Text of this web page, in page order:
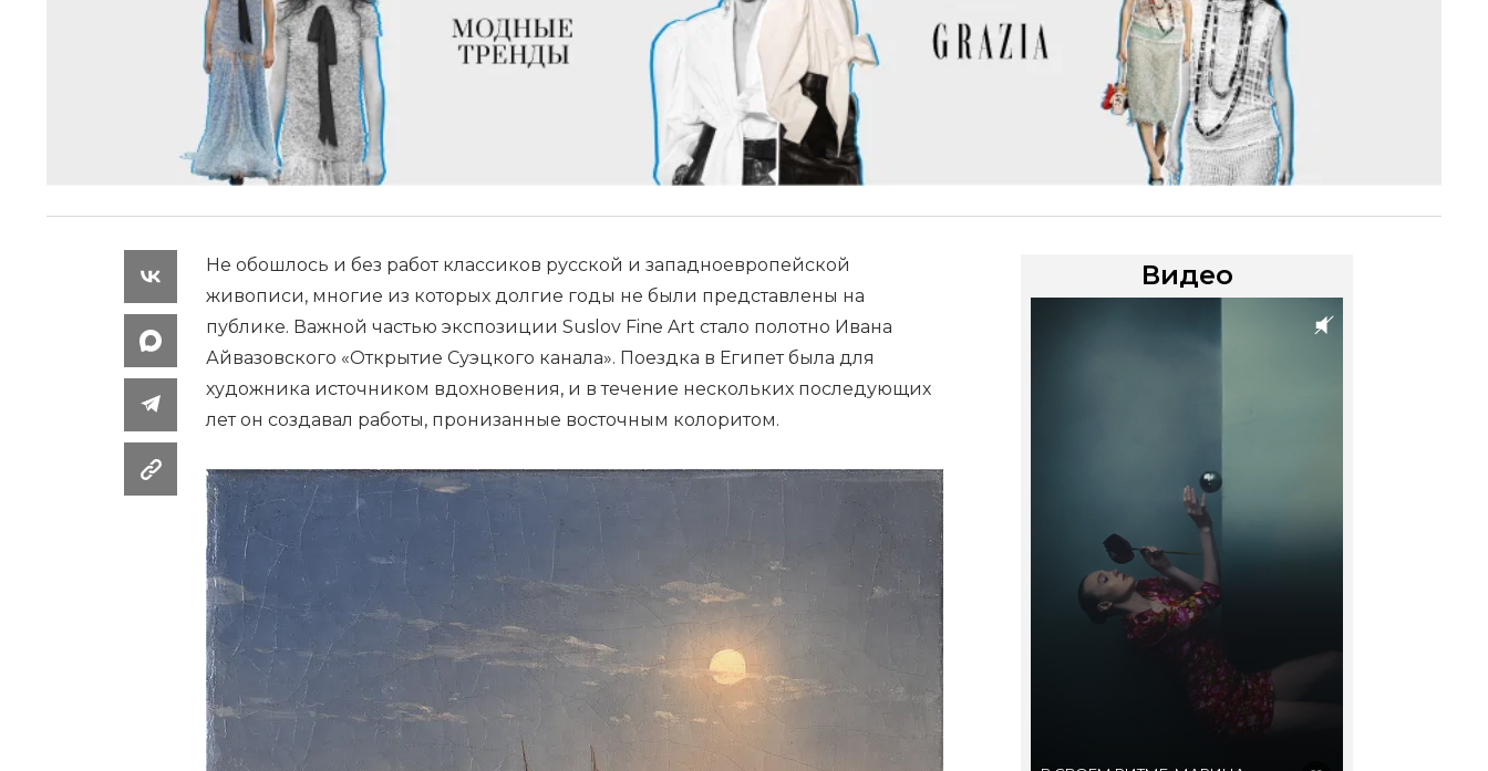
Не обошлось и без работ классиков русской и западноевропейской
живописи, многие из которых долгие годы не были представлены на
публике. Важной частью экспозиции Suslov Fine Art стало полотно Ивана
Айвазовского «Открытие Суэцкого канала». Поездка в Египет была для
художника источником вдохновения, и в течение нескольких последующих
лет он создавал работы, пронизанные восточным колоритом.